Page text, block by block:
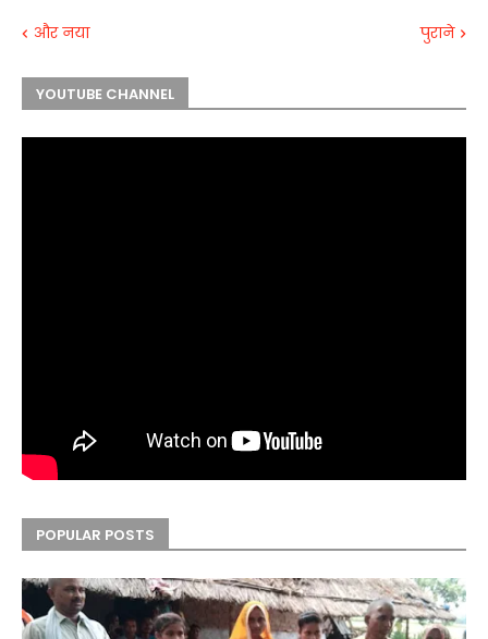
और नया पुराने
YOUTUBE CHANNEL
POPULAR POSTS